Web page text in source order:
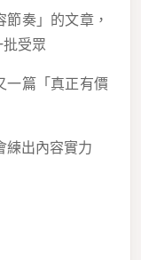
奏」的文章，
受眾
一篇「真正有價
練出內容實力